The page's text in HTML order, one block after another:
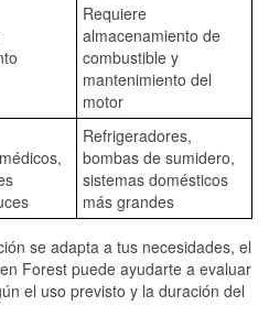
Requiere
almacenamiento de
combustible y
mantenimiento del
motor
Refrigeradores,
bombas de sumidero,
sistemas domésticos
más grandes
se adapta a tus necesidades, el
Forest puede ayudarte a evaluar
el uso previsto y la duración del